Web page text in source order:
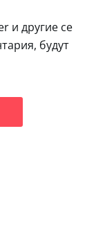
и другие се
будут